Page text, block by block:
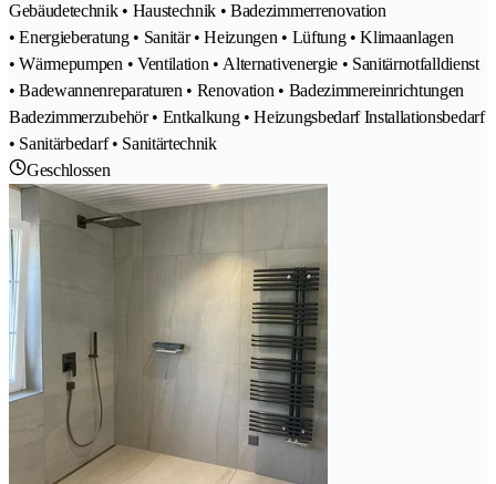
Gebäudetechnik • Haustechnik • Badezimmerrenovation
• Energieberatung • Sanitär • Heizungen • Lüftung • Klimaanlagen
• Wärmepumpen • Ventilation • Alternativenergie • Sanitärnotfalldienst
• Badewannenreparaturen • Renovation • Badezimmereinrichtungen
Badezimmerzubehör • Entkalkung • Heizungsbedarf Installationsbedarf
• Sanitärbedarf • Sanitärtechnik
Geschlossen